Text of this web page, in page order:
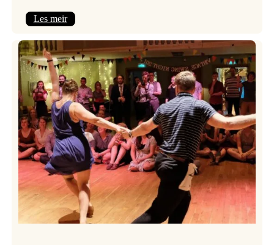
Les meir:
i
Pianissimo